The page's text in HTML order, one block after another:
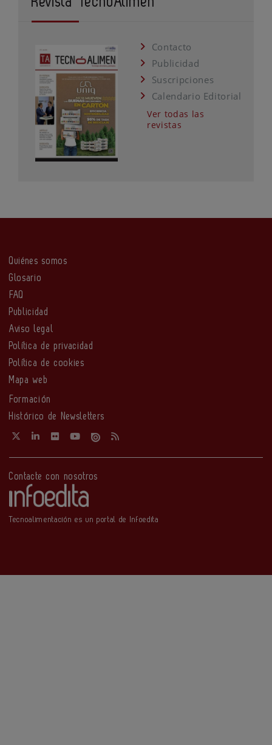
Contacto
Publicidad
Suscripciones
Calendario Editorial
Ver todas las
revistas
Quiénes somos
Glosario
FAQ
Publicidad
Aviso legal
Política de privacidad
Política de cookies
Mapa web
Formación
Histórico de Newsletters
Contacte con nosotros
Tecnoalimentación es un portal de Infoedita